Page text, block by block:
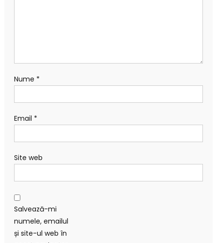
Nume *
Email *
Site web
Salvează-mi
numele, emailul
și site-ul web în